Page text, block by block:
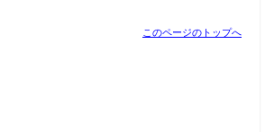
このページのトップへ